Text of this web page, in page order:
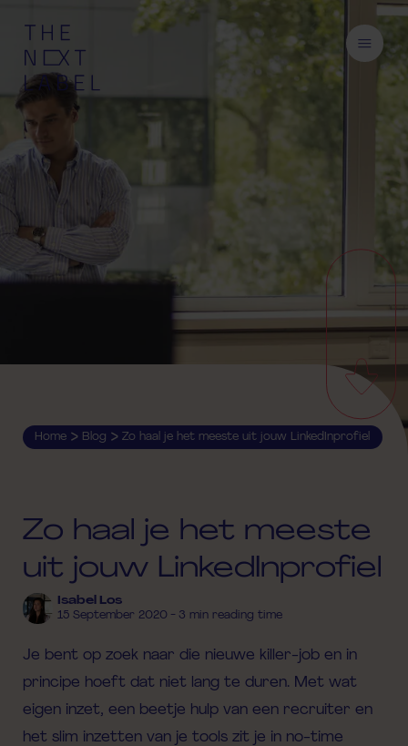
Home > Blog > Zo haal je het meeste uit jouw LinkedInprofiel
Zo haal je het meeste
uit jouw LinkedInprofiel
Isabel Los
15 September 2020 - 3 min reading time
Je bent op zoek naar die nieuwe killer-job en in
principe hoeft dat niet lang te duren. Met wat
eigen inzet, een beetje hulp van een recruiter en
het slim inzetten van je tools zit je in no-time